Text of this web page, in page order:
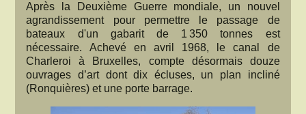
Après la Deuxième Guerre mondiale, un nouvel
agrandissement pour permettre le passage de
bateaux d'un gabarit de 1 350 tonnes est
nécessaire. Achevé en avril 1968, le canal de
Charleroi à Bruxelles, compte désormais douze
ouvrages d’art dont dix écluses, un plan incliné
(Ronquières) et une porte barrage.